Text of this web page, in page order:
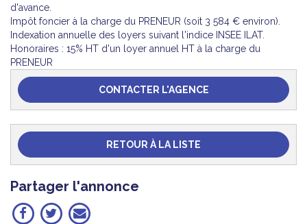
d'avance.
Impôt foncier à la charge du PRENEUR (soit 3 584 € environ).
Indexation annuelle des loyers suivant l'indice INSEE ILAT.
Honoraires : 15% HT d'un loyer annuel HT à la charge du
PRENEUR
CONTACTER L'AGENCE
RETOUR À LA LISTE
Partager l'annonce